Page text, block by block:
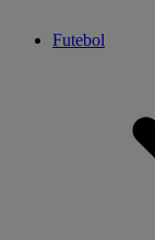
Futebol